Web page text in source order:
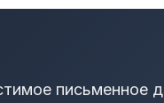
письменное